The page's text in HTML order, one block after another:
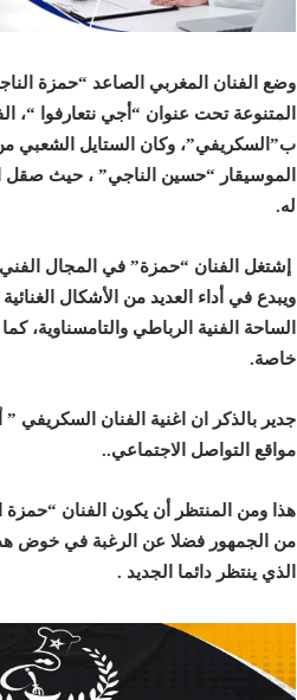
وضع الفنان المغربي الصاعد “حمزة
المتنوعة تحت عنوان “أجي نتعارفوا “،
الموسيقار “حسين
الناجي” ، حيث صقل
له.
إشتغل الفنان “حمزة” في المجال
ويبدع في أداء العديد من الأشكال
الساحة
الفنية الرباطي والتامسناوية،
خاصة.
جدير بالذكر ان اغنية الفنان السكريفي ”
مواقع
التواصل الاجتماعي..
هذا ومن المنتظر أن يكون الفنان “حمزة
من
الجمهور فضلا عن الرغبة في خوض
الذي ينتظر دائما الجديد .